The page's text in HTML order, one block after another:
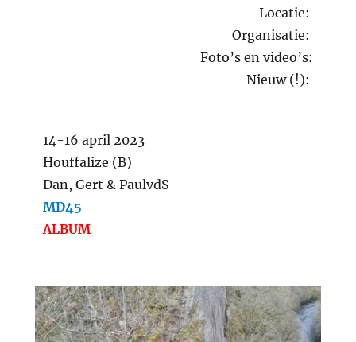
Locatie:
Organisatie:
Foto’s en video’s:
Nieuw (!):
14-16 april 2023
Houffalize (B)
Dan, Gert & PaulvdS
MD45
ALBUM